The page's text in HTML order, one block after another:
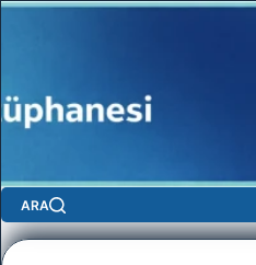
Skip
ARA